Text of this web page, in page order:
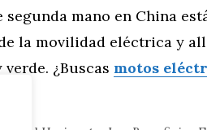
segunda mano en China
la movilidad eléctrica y
¿Buscas motos